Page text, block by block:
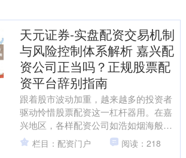
天元证券-实盘配资交易机制
与风险控制体系解析 嘉兴配
资公司正当吗？正规股票配
资平台辞别指南
跟着股市波动加重，越来越多的投资者
驱动怜惜股票配资这一杠杆器用。在嘉
兴地区，各样配资公司如浩如烟海般显
露，但其中鱼龙搀杂，让不少投资者心
生疑虑：嘉兴的配资公司到....
栏目：配资门户 阅读：218